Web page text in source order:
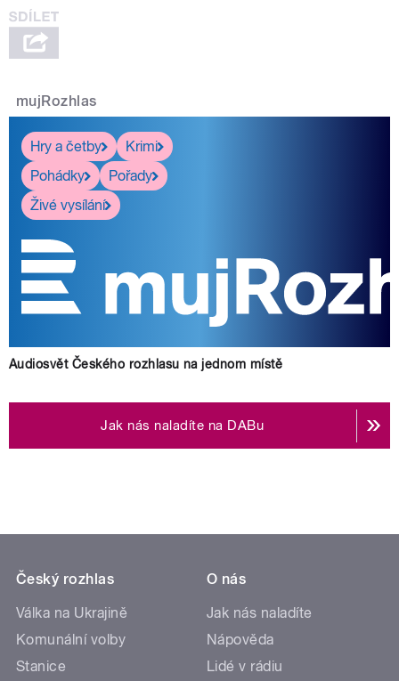
mujRozhlas
Hry a četby
Krimi
Pohádky
Pořady
Živé vysílání
Audiosvět Českého rozhlasu na jednom místě
Jak nás naladíte na DABu
Český rozhlas
Válka na Ukrajině
Komunální volby
Stanice
O nás
Jak nás naladíte
Nápověda
Lidé v rádiu